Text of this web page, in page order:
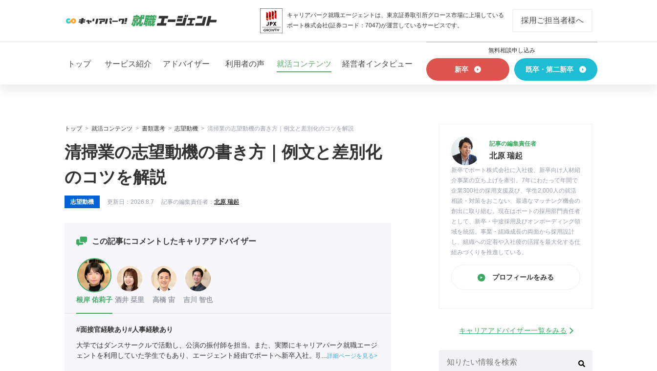
キャリアパーク就職エージェントは、東京証券取引所グロース市場に上場している
ポート株式会社(証券コード：7047)が運営しているサービスです。
採用ご担当者様へ
トップ サービス紹介 アドバイザー 利用者の声 就活コンテンツ 経営者インタビュー
無料相談申し込み
新卒 既卒・第二新卒
トップ 就活コンテンツ 書類選考 志望動機 清掃業の志望動機の書き方｜例文と差別化のコツを解説
清掃業の志望動機の書き方｜例文と差別化
のコツを解説
志望動機 更新日： 2026.8.7 記事の編集責任者： 北原 瑞起
この記事にコメントしたキャリアアドバイザー
根岸 佑莉子 酒井 栞里 高橋 宙 吉川 智也
#面接官経験あり#人事経験あり
大学ではダンスサークルで活動し、公演の振付師を担当。また、実際にキャリアパーク就職エージ
ェントを利用していた学生でもあり、エージェント経由でポートへ新卒入社。現在は関西の学生へ
詳細ページを見る
記事の編集責任者
北原 瑞起
新卒でポート株式会社に入社後、新卒向け人材紹
介事業の立ち上げを牽引。7年にわたって年間で
企業300社の採用支援及び、学生2,000人の就活
相談・対策をおこない、最適なマッチング機会の
創出に取り組む。現在はポートの採用部門責任者
として、新卒・中途採用及びオンボーディング領
域を統括。事業・組織成長の両面から採用設計
し、組織への定着や入社後の活躍を最大化する仕
組みづくりを推進している。
プロフィールをみる
キャリアアドバイザー一覧をみる